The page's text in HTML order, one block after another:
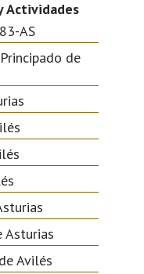
Actividades
AS
de
Asturias
Avilés